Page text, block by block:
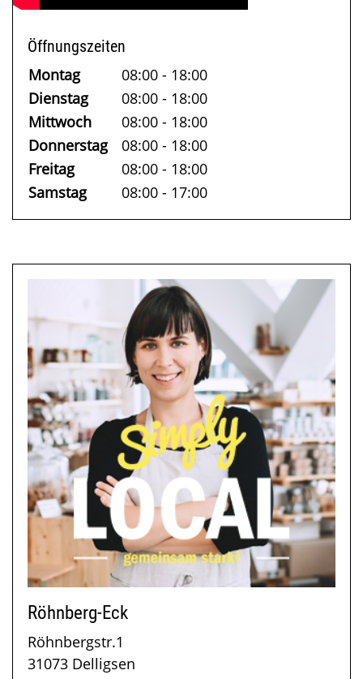
Öffnungszeiten
Montag
08:00 - 18:00
Dienstag
08:00 - 18:00
Mittwoch
08:00 - 18:00
Donnerstag 08:00 - 18:00
Freitag
08:00 - 18:00
Samstag
08:00 - 17:00
Röhnberg-Eck
Röhnbergstr.1
31073 Delligsen